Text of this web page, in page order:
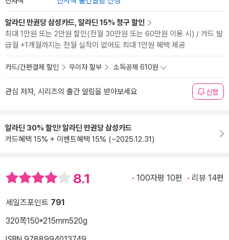
알라딘 만권당 삼성카드, 알라딘 15% 청구 할인
최대 1만원 또는 2만원 할인(전월 30만원 또는 60만원 이용 시) / 카드 발
급월 +1개월까지는 전월 실적이 없어도 최대 1만원 혜택 제공
카드/간편결제 할인 무이자 할부 소득공제 610원
관심 저자, 시리즈의 출간 알림을 받아보세요 신청
알라딘 30% 할인! 알라딘 만권당 삼성카드
카드혜택 15% + 이벤트혜택 15% (~2025.12.31)
8.1 100자평 10편 리뷰 14편
세일즈포인트 791
320쪽150*215mm520g